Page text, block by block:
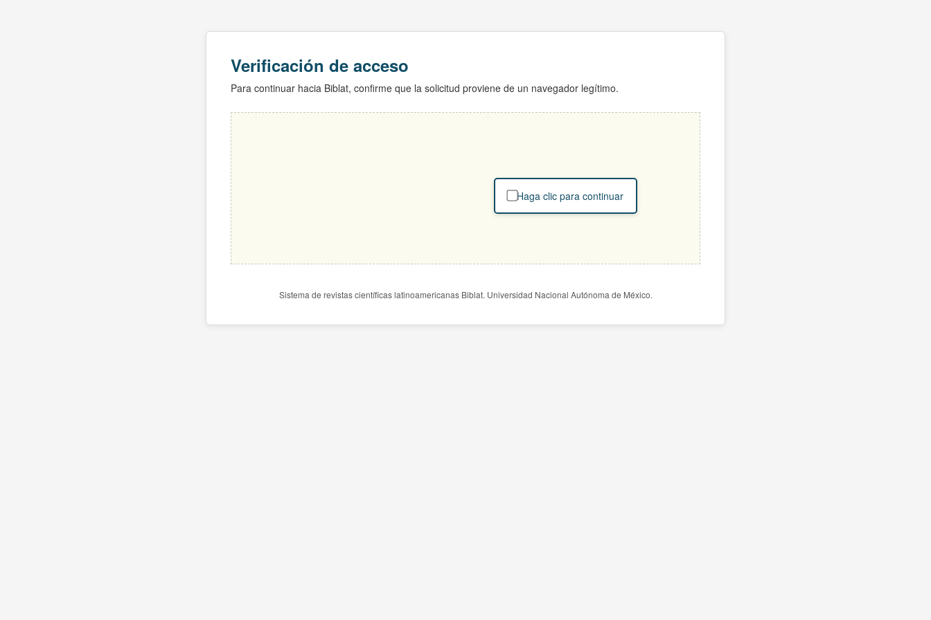
Verificación de acceso
Para continuar hacia Biblat, confirme que la solicitud proviene de un navegador legítimo.
Haga clic para continuar
Sistema de revistas científicas latinoamericanas Biblat. Universidad Nacional Autónoma de México.